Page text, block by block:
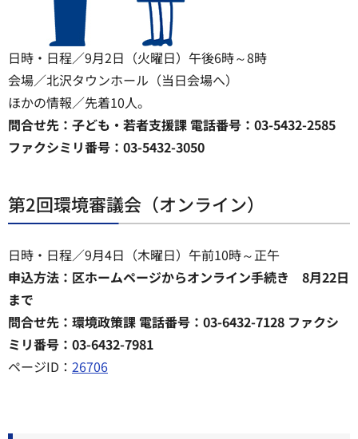
日時・日程／9月2日（火曜日）午後6時～8時
会場／北沢タウンホール（当日会場へ）
ほかの情報／先着10人。
問合せ先：子ども・若者支援課 電話番号：03-5432-2585
ファクシミリ番号：03-5432-3050
第2回環境審議会（オンライン）
日時・日程／9月4日（木曜日）午前10時～正午
申込方法：区ホームページからオンライン手続き 8月22日
まで
問合せ先：環境政策課 電話番号：03-6432-7128 ファクシ
ミリ番号：03-6432-7981
ページID： 26706